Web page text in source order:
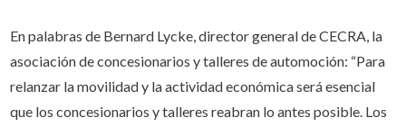
En palabras de Bernard Lycke, director general de CECRA, la
asociación de concesionarios y talleres de automoción: “Para
relanzar la movilidad y la actividad económica será esencial
que los concesionarios y talleres reabran lo antes posible. Los